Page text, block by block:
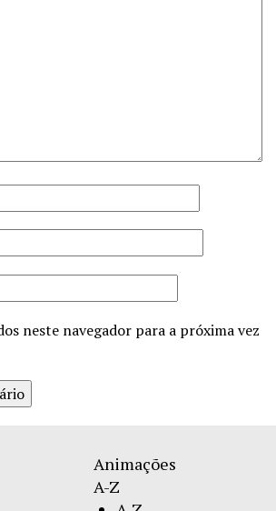
neste navegador para a próxima vez
Animações
A-Z